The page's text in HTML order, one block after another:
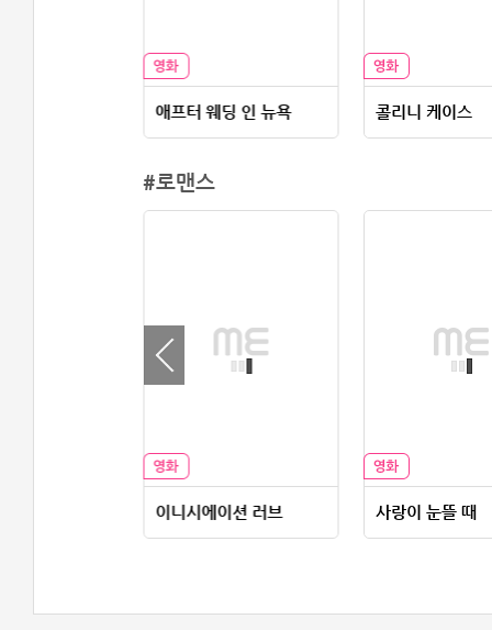
애프터 웨딩 인 뉴욕 콜리니 케이스
#로맨스
이니시에이션 러브 사랑이 눈뜰 때